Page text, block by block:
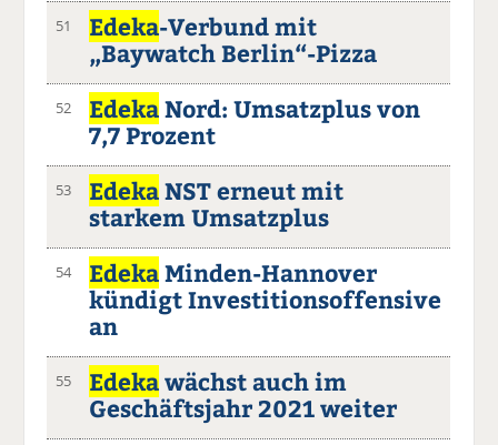
51 Edeka-Verbund mit
„Baywatch Berlin“-Pizza
52 EdekaNord: Umsatzplus von
7,7 Prozent
53 EdekaNST erneut mit
starkem Umsatzplus
54 EdekaMinden-Hannover
kündigt Investitionsoffensive
an
55 Edekawächst auch im
Geschäftsjahr 2021 weiter